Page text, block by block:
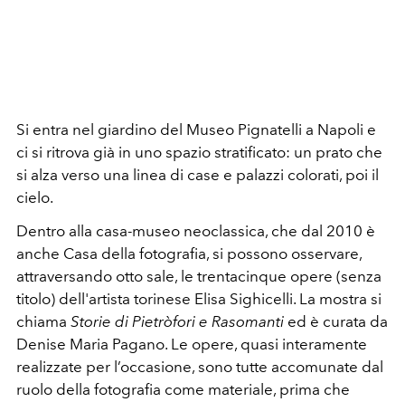
Si entra nel giardino del Museo Pignatelli a Napoli e
ci si ritrova già in uno spazio stratificato: un prato che
si alza verso una linea di case e palazzi colorati, poi il
cielo.
Dentro alla casa-museo neoclassica, che dal 2010 è
anche Casa della fotografia, si possono osservare,
attraversando otto sale, le trentacinque opere (senza
titolo) dell'artista torinese Elisa Sighicelli. La mostra si
chiama Storie di Pietròfori e Rasomanti ed è curata da
Denise Maria Pagano. Le opere, quasi interamente
realizzate per l’occasione, sono tutte accomunate dal
ruolo della fotografia come materiale, prima che